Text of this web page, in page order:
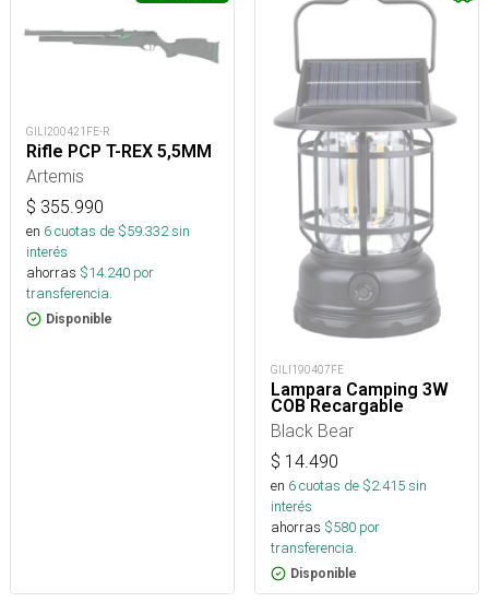
GILI200421FE-R
Rifle PCP T-REX 5,5MM
Artemis
$ 355.990
en 6cuotas de $59.332sin
interés
ahorras $14.240 por
transferencia.
Disponible
GILI190407FE
Lampara Camping 3W
COB Recargable
Black Bear
$ 14.490
en 6cuotas de $2.415sin
interés
ahorras $580 por
transferencia.
Disponible